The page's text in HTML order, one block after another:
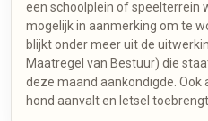
een schoolplein of speelterrein
mogelijk in aanmerking om te
blijkt onder meer uit de
Maatregel van Bestuur) die
deze maand aankondigde. Ook
hond aanvalt en letsel